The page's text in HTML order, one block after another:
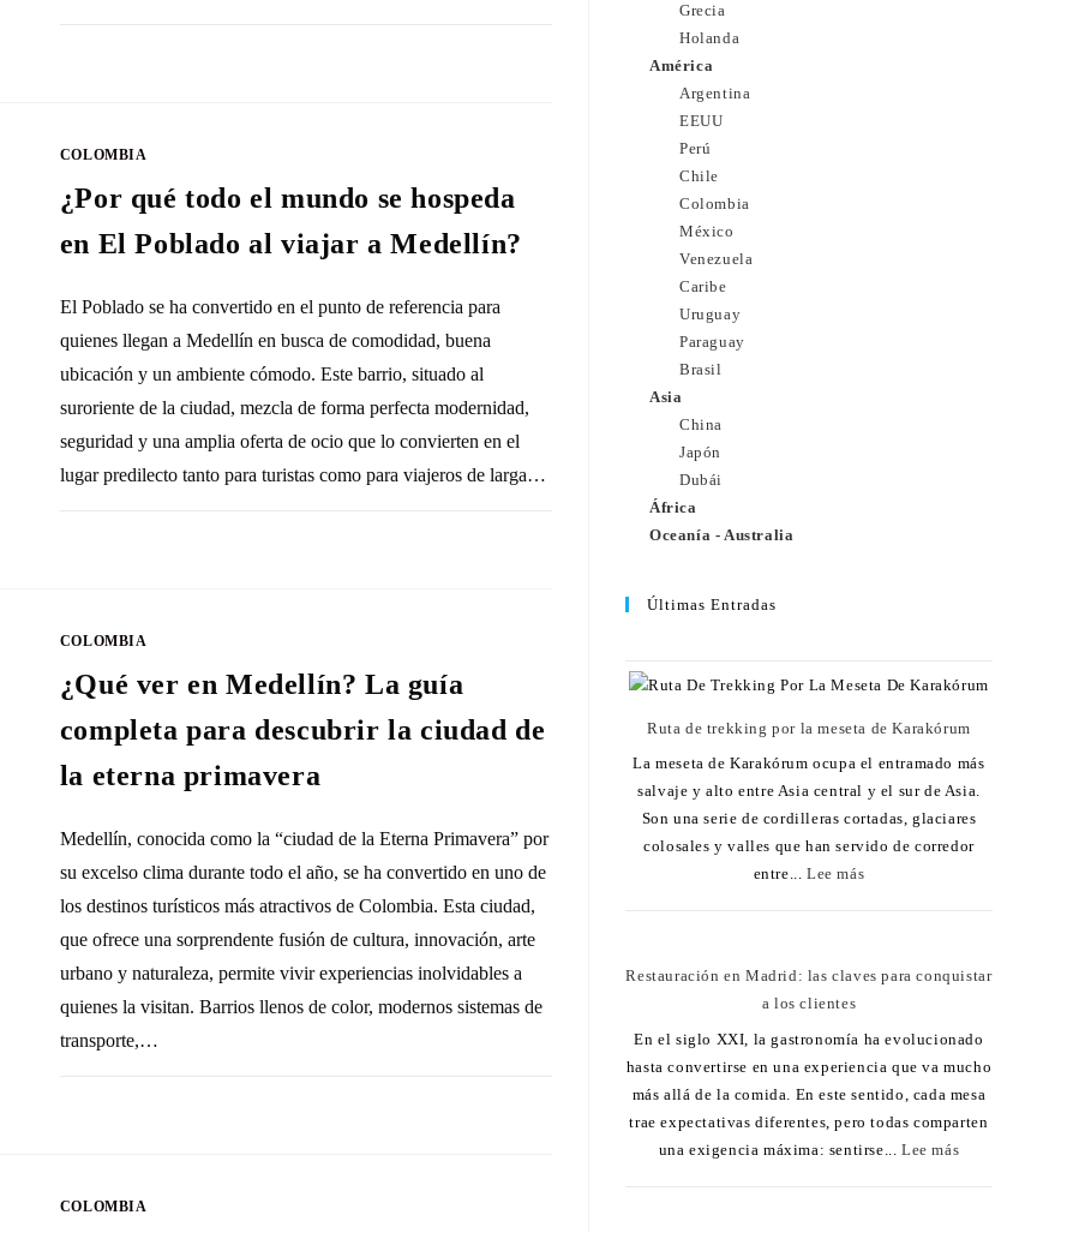
COLOMBIA
¿Por qué todo el mundo se hospeda
en El Poblado al viajar a Medellín?
El Poblado se ha convertido en el punto de referencia para
quienes llegan a Medellín en busca de comodidad, buena
ubicación y un ambiente cómodo. Este barrio, situado al
suroriente de la ciudad, mezcla de forma perfecta modernidad,
seguridad y una amplia oferta de ocio que lo convierten en el
lugar predilecto tanto para turistas como para viajeros de larga…
COLOMBIA
¿Qué ver en Medellín? La guía
completa para descubrir la ciudad de
la eterna primavera
Medellín, conocida como la “ciudad de la Eterna Primavera” por
su excelso clima durante todo el año, se ha convertido en uno de
los destinos turísticos más atractivos de Colombia. Esta ciudad,
que ofrece una sorprendente fusión de cultura, innovación, arte
urbano y naturaleza, permite vivir experiencias inolvidables a
quienes la visitan. Barrios llenos de color, modernos sistemas de
transporte,…
COLOMBIA
Grecia
Holanda
América
Argentina
EEUU
Perú
Chile
Colombia
México
Venezuela
Caribe
Uruguay
Paraguay
Brasil
Asia
China
Japón
Dubái
África
Oceanía - Australia
Últimas Entradas
Ruta de trekking por la meseta de Karakórum
La meseta de Karakórum ocupa el entramado más
salvaje y alto entre Asia central y el sur de Asia.
Son una serie de cordilleras cortadas, glaciares
colosales y valles que han servido de corredor
entre...Lee más
Restauración en Madrid: las claves para conquistar
a los clientes
En el siglo XXI, la gastronomía ha evolucionado
hasta convertirse en una experiencia que va mucho
más allá de la comida. En este sentido, cada mesa
trae expectativas diferentes, pero todas comparten
una exigencia máxima: sentirse...Lee más